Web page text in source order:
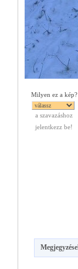
Milyen ez a kép?
a szavazáshoz
jelentkezz be!